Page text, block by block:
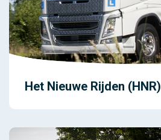
Het Nieuwe Rijden (HNR)